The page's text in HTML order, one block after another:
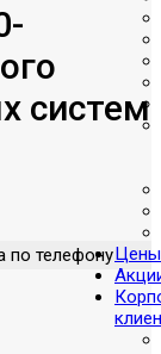
Цены
систем
по телефону